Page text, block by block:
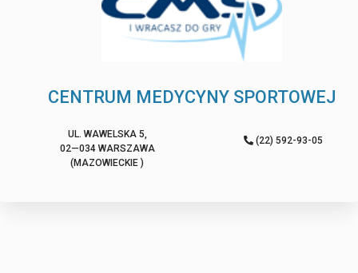
CENTRUM MEDYCYNY SPORTOWEJ
UL. WAWELSKA 5,
02—034 WARSZAWA
(MAZOWIECKIE )
(22) 592-93-05